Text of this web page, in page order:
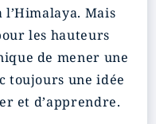
l’Himalaya. Mais
les hauteurs
de mener une
toujours une idée
et d’apprendre.